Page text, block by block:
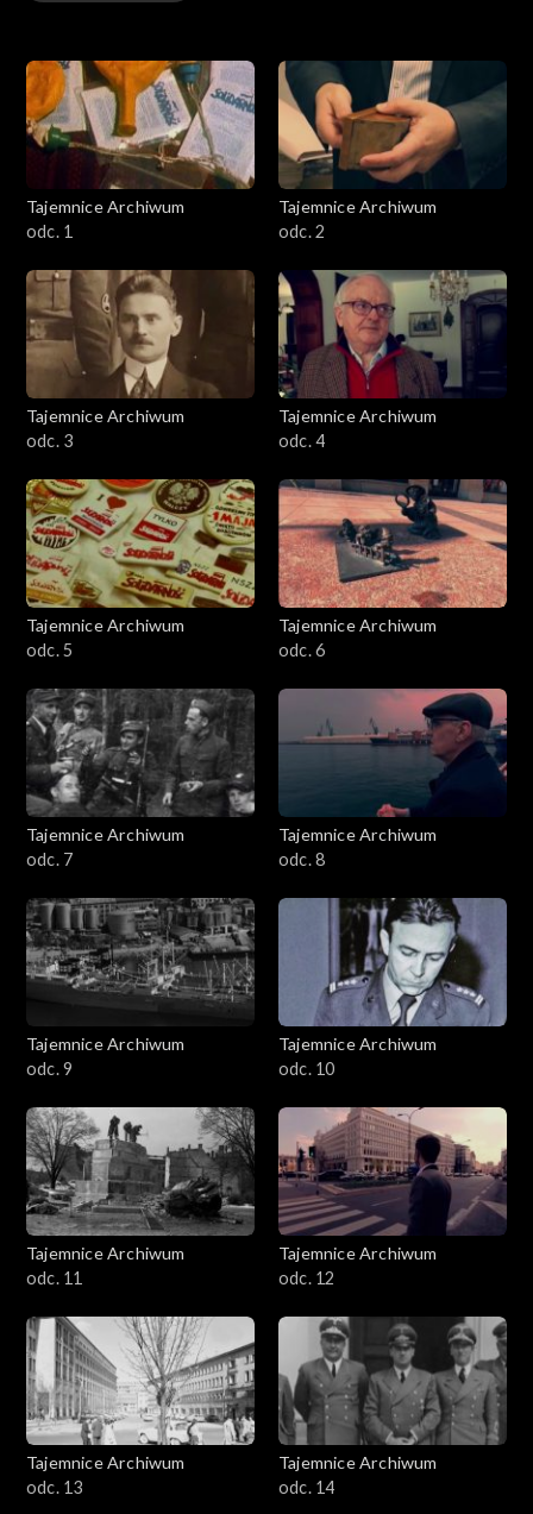
Tajemnice Archiwum
odc. 1
Tajemnice Archiwum
odc. 2
Tajemnice Archiwum
odc. 3
Tajemnice Archiwum
odc. 4
Tajemnice Archiwum
odc. 5
Tajemnice Archiwum
odc. 6
Tajemnice Archiwum
odc. 7
Tajemnice Archiwum
odc. 8
Tajemnice Archiwum
odc. 9
Tajemnice Archiwum
odc. 10
Tajemnice Archiwum
odc. 11
Tajemnice Archiwum
odc. 12
Tajemnice Archiwum
odc. 13
Tajemnice Archiwum
odc. 14